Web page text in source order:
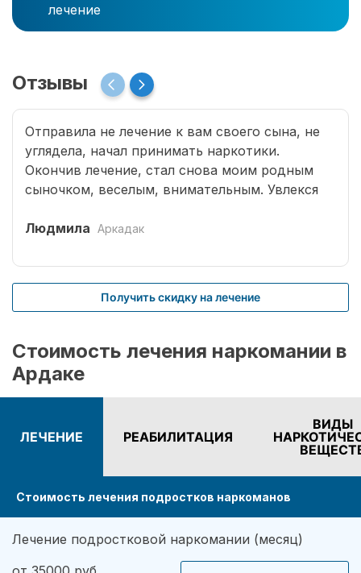
лечение
Отзывы
Отправила не лечение к вам своего сына, не
углядела, начал принимать наркотики.
Окончив лечение, стал снова моим родным
сыночком, веселым, внимательным. Увлекся
Страшно подумать, что было бы без помощи
Людмила Аркадак
Получить скидку на лечение
Стоимость лечения наркомании в
Ардаке
ЛЕЧЕНИЕ РЕАБИЛИТАЦИЯ
ВИДЫ
Стоимость лечения подростков наркоманов
Лечение подростковой наркомании (месяц)